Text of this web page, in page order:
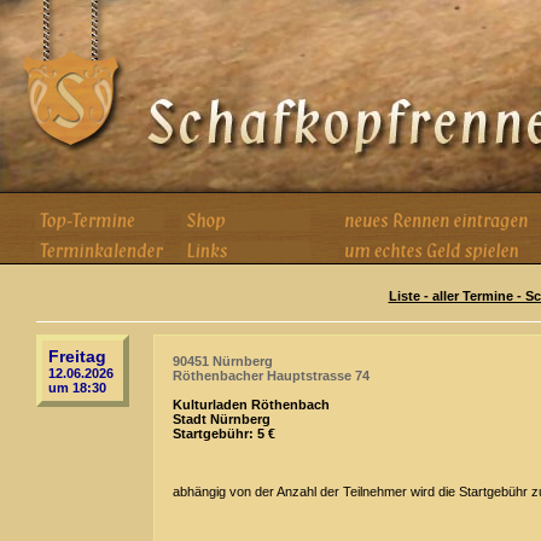
Liste - aller Termine -
Freitag
12.06.2026
um 18:30
90451 Nürnberg
Röthenbacher Hauptstrasse 74
Kulturladen Röthenbach
Stadt Nürnberg
Startgebühr: 5 €
abhängig von der Anzahl der Teilnehmer wird die Startgebühr